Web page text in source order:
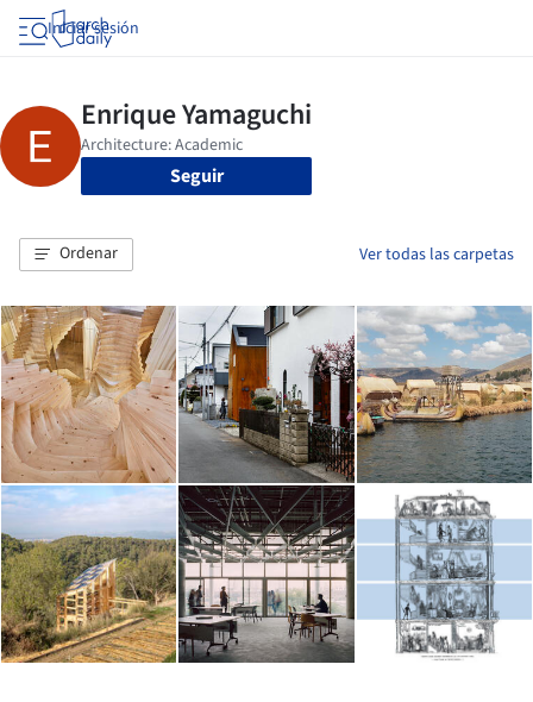
Iniciar sesión
Seguir
Ordenar Ver todas las carpetas